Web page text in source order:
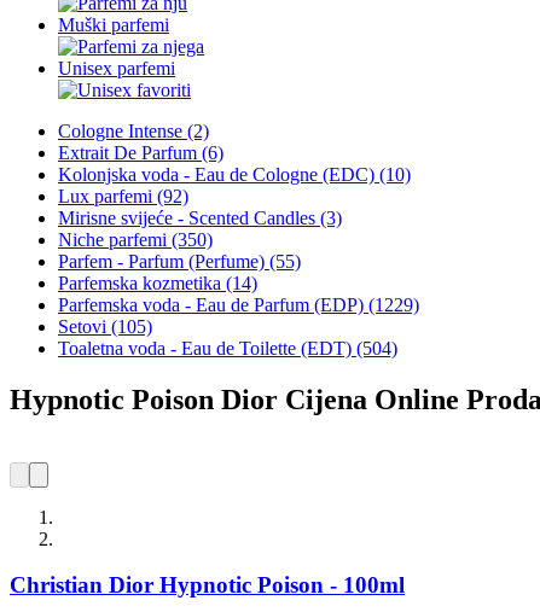
Muški parfemi
Unisex parfemi
Cologne Intense (2)
Extrait De Parfum (6)
Kolonjska voda - Eau de Cologne (EDC) (10)
Lux parfemi (92)
Mirisne svijeće - Scented Candles (3)
Niche parfemi (350)
Parfem - Parfum (Perfume) (55)
Parfemska kozmetika (14)
Parfemska voda - Eau de Parfum (EDP) (1229)
Setovi (105)
Toaletna voda - Eau de Toilette (EDT) (504)
Hypnotic Poison Dior Cijena Online
Christian Dior Hypnotic Poison - 100ml